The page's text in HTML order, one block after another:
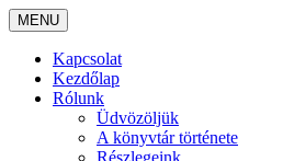
MENU
Kapcsolat
Kezdőlap
Rólunk
Üdvözöljük
A könyvtár története
Részlegeink